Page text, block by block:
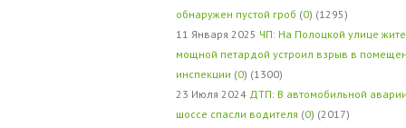
обнаружен пустой гроб (0) (1295)
11 Января 2025 ЧП: На Полоцкой улице
мощной петардой устроил взрыв в
инспекции (0) (1300)
23 Июля 2024 ДТП: В автомобильной
шоссе спасли водителя (0) (2017)